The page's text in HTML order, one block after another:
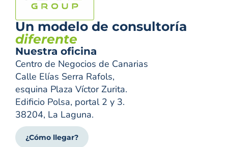
Un modelo de consultoría
diferente
Nuestra oficina
Centro de Negocios de Canarias
Calle Elías Serra Rafols,
esquina Plaza Víctor Zurita.
Edificio Polsa, portal 2 y 3.
38204, La Laguna.
¿Cómo llegar?